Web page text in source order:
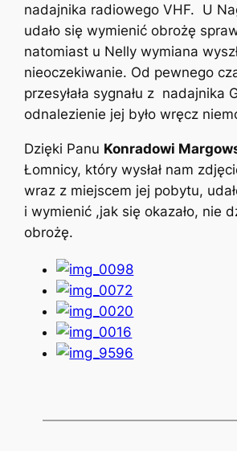
nadajnika radiowego VHF. U
udało się wymienić obrożę
natomiast u Nelly wymiana
nieoczekiwanie. Od pewnego
przesyłała sygnału z nadajnika
odnalezienie jej było wręcz
Dzięki Panu Konradowi
Łomnicy, który wysłał nam
wraz z miejscem jej pobytu,
i wymienić ,jak się okazało, nie
obrożę.